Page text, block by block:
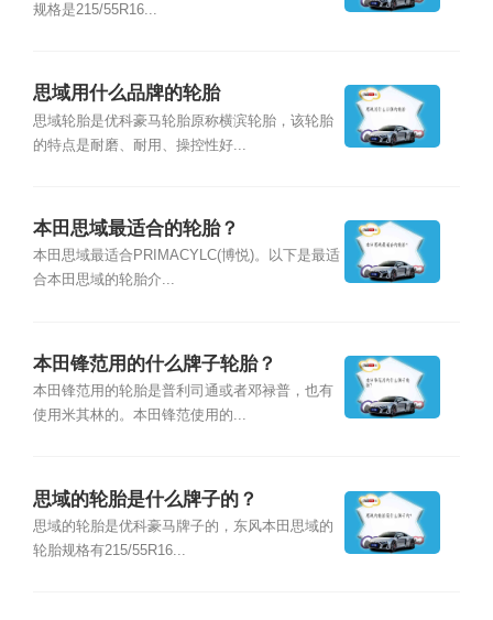
规格是215/55R16...
思域用什么品牌的轮胎
思域轮胎是优科豪马轮胎原称横滨轮胎，该轮胎
的特点是耐磨、耐用、操控性好...
本田思域最适合的轮胎？
本田思域最适合PRIMACYLC(博悦)。以下是最适
合本田思域的轮胎介...
本田锋范用的什么牌子轮胎？
本田锋范用的轮胎是普利司通或者邓禄普，也有
使用米其林的。本田锋范使用的...
思域的轮胎是什么牌子的？
思域的轮胎是优科豪马牌子的，东风本田思域的
轮胎规格有215/55R16...